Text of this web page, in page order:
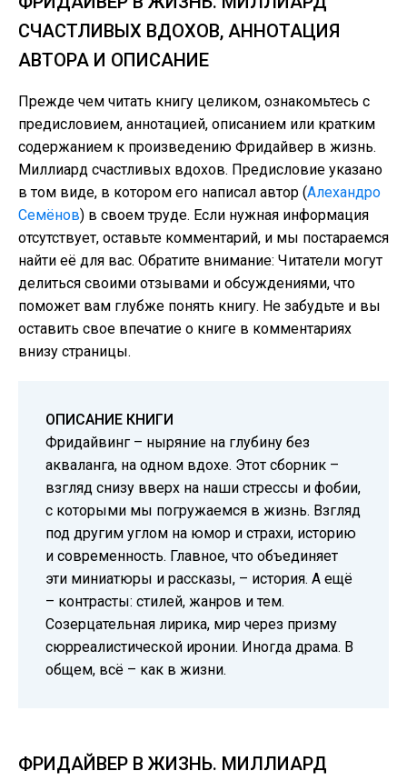
СЧАСТЛИВЫХ ВДОХОВ, АННОТАЦИЯ
АВТОРА И ОПИСАНИЕ
Прежде чем читать книгу целиком, ознакомьтесь с
предисловием, аннотацией, описанием или кратким
содержанием к произведению Фридайвер в жизнь.
Миллиард счастливых вдохов. Предисловие указано
в том виде, в котором его написал автор (Алехандро
Семёнов) в своем труде. Если нужная информация
отсутствует, оставьте комментарий, и мы постараемся
найти её для вас. Обратите внимание: Читатели могут
делиться своими отзывами и обсуждениями, что
поможет вам глубже понять книгу. Не забудьте и вы
оставить свое впечатие о книге в комментариях
внизу страницы.
ОПИСАНИЕ КНИГИ
Фридайвинг – ныряние на глубину без
акваланга, на одном вдохе. Этот сборник –
взгляд снизу вверх на наши стрессы и фобии,
с которыми мы погружаемся в жизнь. Взгляд
под другим углом на юмор и страхи, историю
и современность. Главное, что объединяет
эти миниатюры и рассказы, – история. А ещё
– контрасты: стилей, жанров и тем.
Созерцательная лирика, мир через призму
сюрреалистической иронии. Иногда драма. В
общем, всё – как в жизни.
ФРИДАЙВЕР В ЖИЗНЬ. МИЛЛИАРД